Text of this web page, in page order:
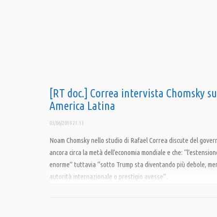
[RT doc.] Correa intervista Chomsky
America Latina
03/06/2019 21:13
Noam Chomsky nello studio di Rafael Correa discute del
ancora circa la metà dell’economia mondiale e che:
enorme” tuttavia “sotto Trump sta diventando più debole,
autorità internazionale o prestigio avesse”.